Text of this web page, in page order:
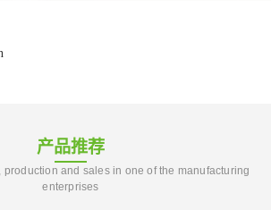
产品推荐
production and sales in one of the manufacturing
enterprises